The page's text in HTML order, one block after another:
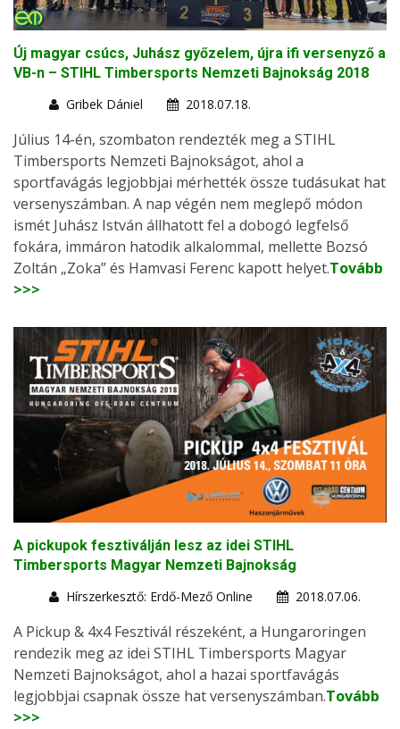
Új magyar csúcs, Juhász győzelem, újra ifi versenyző a
VB-n – STIHL Timbersports Nemzeti Bajnokság 2018
Gribek Dániel
2018.07.18.
Július 14-én, szombaton rendezték meg a STIHL
Timbersports Nemzeti Bajnokságot, ahol a
sportfavágás legjobbjai mérhették össze tudásukat hat
versenyszámban. A nap végén nem meglepő módon
ismét Juhász István állhatott fel a dobogó legfelső
fokára, immáron hatodik alkalommal, mellette Bozsó
Zoltán „Zoka” és Hamvasi Ferenc kapott helyet.Tovább
>>>
A pickupok fesztiválján lesz az idei STIHL
Timbersports Magyar Nemzeti Bajnokság
Hírszerkesztő: Erdő-Mező Online
2018.07.06.
A Pickup & 4x4 Fesztivál részeként, a Hungaroringen
rendezik meg az idei STIHL Timbersports Magyar
Nemzeti Bajnokságot, ahol a hazai sportfavágás
legjobbjai csapnak össze hat versenyszámban.Tovább
>>>